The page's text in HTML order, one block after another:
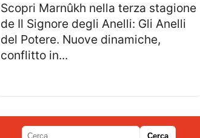
Scopri Marnûkh nella terza stagione
de Il Signore degli Anelli: Gli Anelli
del Potere. Nuove dinamiche,
conflitto in...